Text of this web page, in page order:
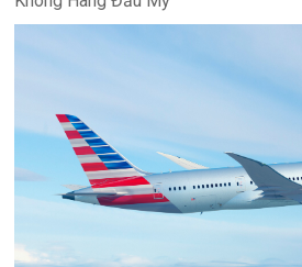
hành
tận